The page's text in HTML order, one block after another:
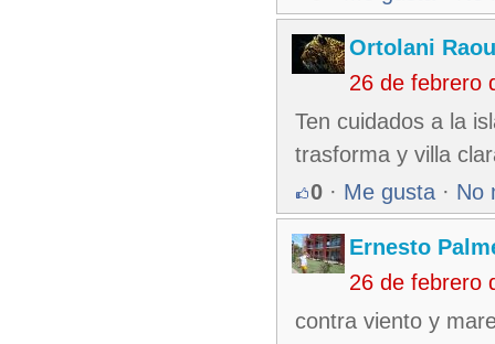
Ortolani
26 de febrero
Ten cuidados a la
trasforma y villa
0 · Me gusta · No
Ernesto
26 de febrero
contra viento y